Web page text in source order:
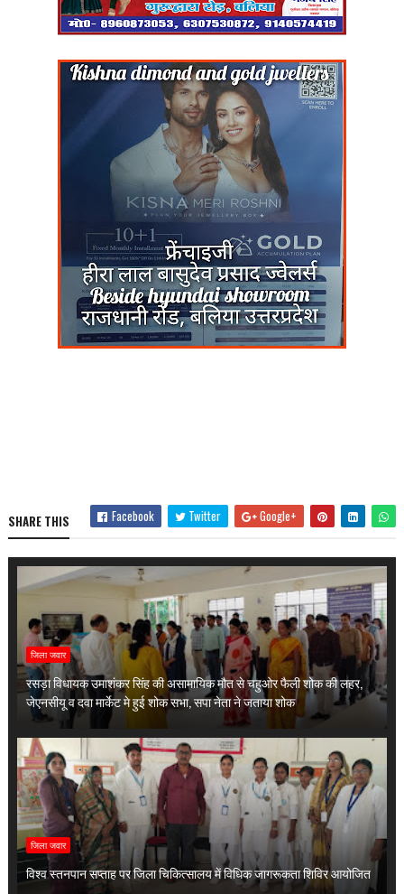
SHARE THIS Facebook Twitter Google+
जिला जवार
रसड़ा विधायक उमाशंकर सिंह की असामायिक मौत से चहुओर फैली शोक की लहर,
जेएनसीयू व दवा मार्केट मे हुई शोक सभा, सपा नेता ने जताया शोक
जिला जवार
विश्व स्तनपान सप्ताह पर जिला चिकित्सालय में विधिक जागरूकता शिविर आयोजित